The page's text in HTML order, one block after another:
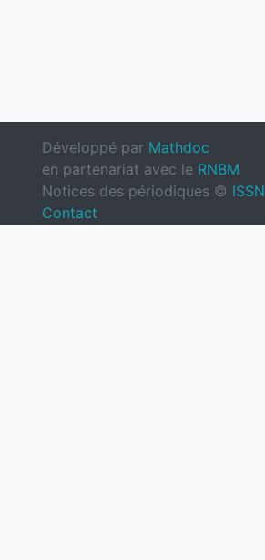
Développé par Mathdoc
en partenariat avec le RNBM
Notices des périodiques © ISSN
Contact